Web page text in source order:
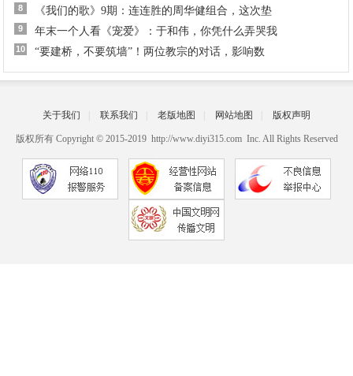
8 《我们的歌》9期：连连胜的周华健组合，这次垫
9 年末一个人看《宠爱》：于和伟，你凭什么弄哭我
10 “要建桥，不要筑墙”！两位教宗的对话，影响数
关于我们 联系我们 老版地图 网站地图 版权声明
版权所有 Copyright © 2015-2019 http://www.diyi315.com Inc. All Rights Reserved